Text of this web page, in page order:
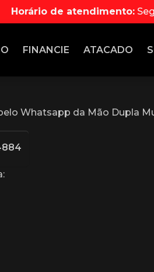
Horário de atendimento:
FINANCIE ATACADO
Whatsapp da Mão Dupla